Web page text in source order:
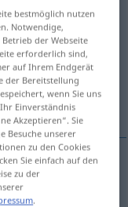
antippen)
bestmöglich nutzen
Notwendige,
der Webseite
erforderlich sind,
auf Ihrem Endgerät
der Bereitstellung
wenn Sie uns
Einverständnis
Akzeptieren“. Sie
Besuche unserer
zu den Cookies
Sie einfach auf den
zu der
.